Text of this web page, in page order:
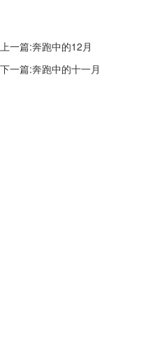
上一篇:奔跑中的12月
下一篇:奔跑中的十一月